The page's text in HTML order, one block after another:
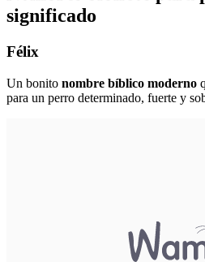
significado
Félix
Un bonito nombre bíblico moderno
para un perro determinado, fuerte y